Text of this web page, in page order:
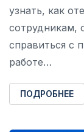
узнать, как
сотрудникам,
справиться с
работе…
ПОДРОБНЕЕ